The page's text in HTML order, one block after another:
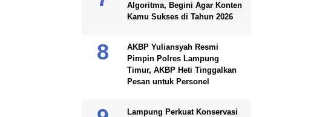
Algoritma, Begini Agar Konten
Kamu Sukses di Tahun 2026
AKBP Yuliansyah Resmi
Pimpin Polres Lampung
Timur, AKBP Heti Tinggalkan
Pesan untuk Personel
Lampung Perkuat Konservasi